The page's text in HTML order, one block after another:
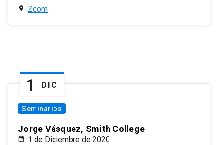
Zoom
1 DIC
Seminarios
Jorge Vásquez, Smith College
1 de Diciembre de 2020